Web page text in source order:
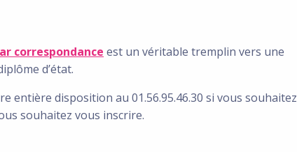
correspondance est un véritable tremplin vers une
d’état.
entière disposition au 01.56.95.46.30 si vous souhaitez
souhaitez vous inscrire.